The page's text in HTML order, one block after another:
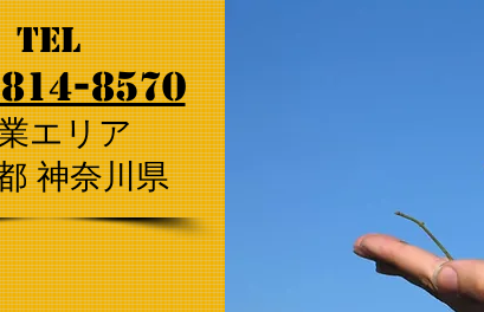
tel
8570
エリア
神奈川県